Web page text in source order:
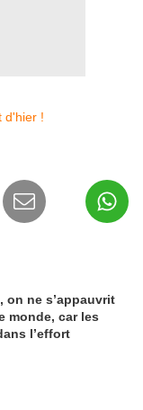
d'hier !
on ne s’appauvrit
monde, car les
l’effort